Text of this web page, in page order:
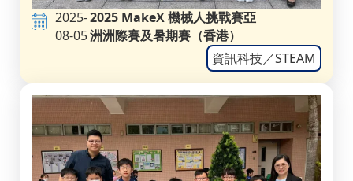
2025-
08-05
2025 MakeX 機械人挑戰賽亞
洲洲際賽及暑期賽（香港）
資訊科技／STEAM